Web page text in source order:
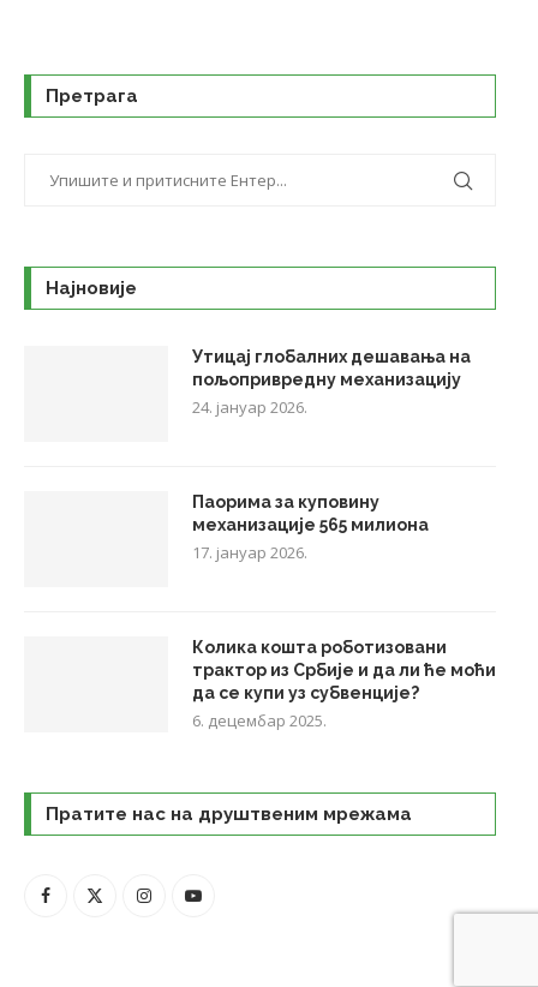
Претрага
Најновије
Утицај глобалних дешавања на
пољопривредну механизацију
24. јануар 2026.
Паорима за куповину
механизације 565 милиона
17. јануар 2026.
Колика кошта роботизовани
трактор из Србије и да ли ће моћи
да се купи уз субвенције?
6. децембар 2025.
Пратите нас на друштвеним мрежама